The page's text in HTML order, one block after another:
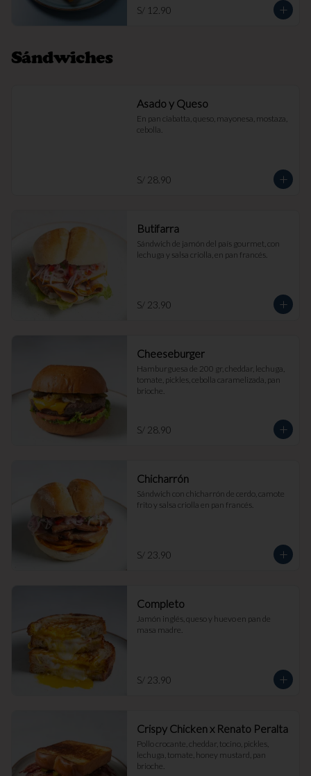
S/ 12.90
Sándwiches
Asado y Queso
En pan ciabatta, queso, mayonesa, mostaza,
cebolla.
S/ 28.90
Butifarra
Sándwich de jamón del país gourmet, con
lechuga y salsa criolla, en pan francés.
S/ 23.90
Cheeseburger
Hamburguesa de 200 gr, cheddar, lechuga,
tomate, pickles, cebolla caramelizada, pan
brioche.
S/ 28.90
Chicharrón
Sándwich con chicharrón de cerdo, camote
frito y salsa criolla en pan francés.
S/ 23.90
Completo
Jamón inglés, queso y huevo en pan de
masa madre.
S/ 23.90
Crispy Chicken x Renato Peralta
Pollo crocante, cheddar, tocino, pickles,
lechuga, tomate, honey mustard, pan
brioche.